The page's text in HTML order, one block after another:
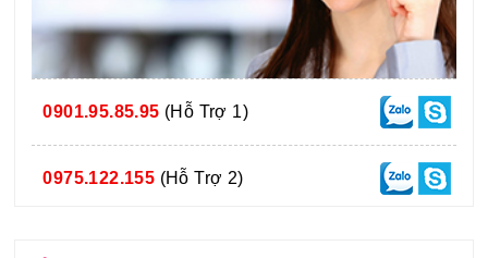
0901.95.85.95 (Hỗ Trợ 1)
0975.122.155 (Hỗ Trợ 2)